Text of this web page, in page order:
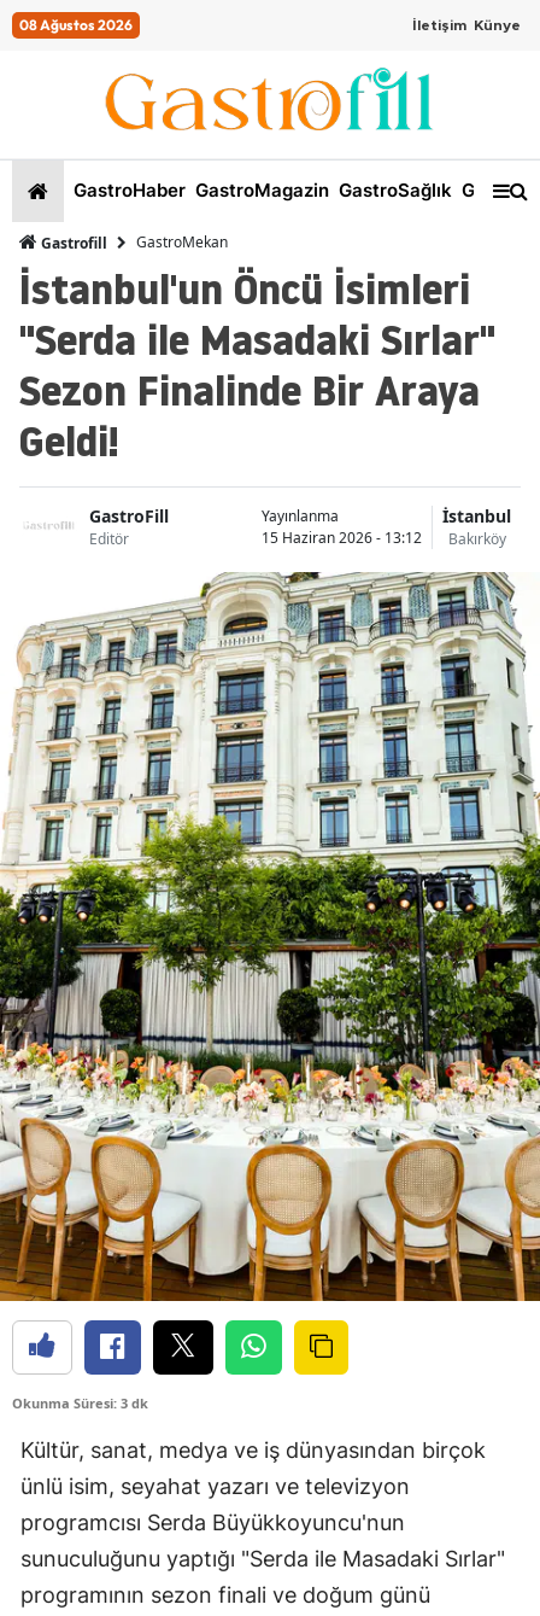
08 Ağustos 2026 İletişim Künye
GastroHaber GastroMagazin GastroSağlık
Gastrofill GastroMekan
İstanbul'un Öncü İsimleri
"Serda ile Masadaki Sırlar"
Sezon Finalinde Bir Araya
Geldi!
GastroFill
Editör
Yayınlanma
15 Haziran 2026 - 13:12
İstanbul
Bakırköy
Okunma Süresi: 3 dk
Kültür, sanat, medya ve iş dünyasından birçok
ünlü isim, seyahat yazarı ve televizyon
programcısı Serda Büyükkoyuncu'nun
sunuculuğunu yaptığı "Serda ile Masadaki Sırlar"
programının sezon finali ve doğum günü